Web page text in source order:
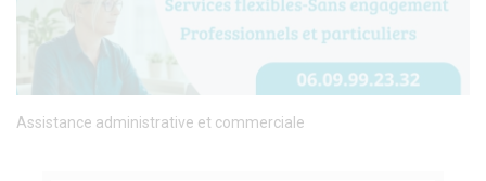
Assistance administrative et commerciale